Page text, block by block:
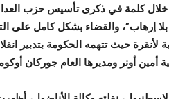
كلمة في ذكرى تأسيس حزب
إرهاب”، والقضاء بشكل كامل على
أمين أونر ومديرها العام جوركان